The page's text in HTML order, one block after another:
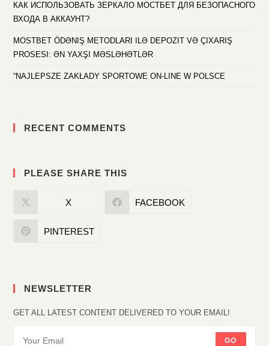
КАК ИСПОЛЬЗОВАТЬ ЗЕРКАЛО МОСТБЕТ ДЛЯ БЕЗОПАСНОГО
ВХОДА В АККАУНТ?
MOSTBET ÖDƏNIŞ METODLARI ILƏ DEPOZIT VƏ ÇIXARIŞ
PROSESI: ƏN YAXŞI MƏSLƏHƏTLƏR
“NAJLEPSZE ZAKŁADY SPORTOWE ON-LINE W POLSCE
RECENT COMMENTS
PLEASE SHARE THIS
X FACEBOOK
PINTEREST
NEWSLETTER
GET ALL LATEST CONTENT DELIVERED TO YOUR EMAIL!
GO